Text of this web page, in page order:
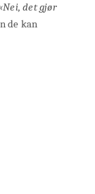
det gjør
de kan